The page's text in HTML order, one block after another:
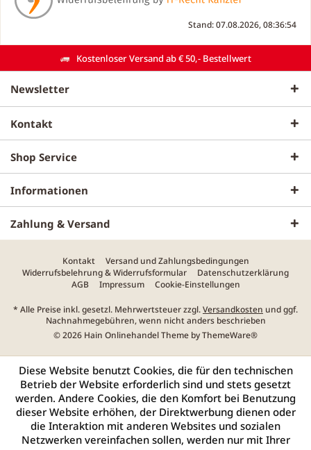
Stand: 07.08.2026, 08:36:54
Kostenloser Versand ab € 50,- Bestellwert
Newsletter
Kontakt
Shop Service
Informationen
Zahlung & Versand
Kontakt
Versand und Zahlungsbedingungen
Widerrufsbelehrung & Widerrufsformular
Datenschutzerklärung
AGB
Impressum Cookie-Einstellungen
* Alle Preise inkl. gesetzl. Mehrwertsteuer zzgl.Versandkosten und ggf.
Nachnahmegebühren, wenn nicht anders beschrieben
© 2026 Hain Onlinehandel Theme byThemeWare®
Diese Website benutzt Cookies, die für den technischen
Betrieb der Website erforderlich sind und stets gesetzt
werden. Andere Cookies, die den Komfort bei Benutzung
dieser Website erhöhen, der Direktwerbung dienen oder
die Interaktion mit anderen Websites und sozialen
Netzwerken vereinfachen sollen, werden nur mit Ihrer